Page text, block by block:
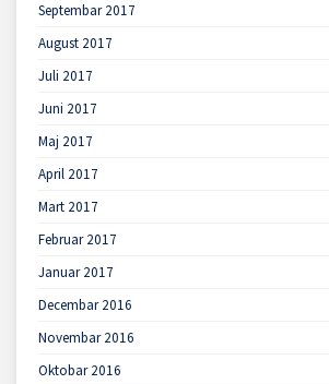
Septembar 2017
August 2017
Juli 2017
Juni 2017
Maj 2017
April 2017
Mart 2017
Februar 2017
Januar 2017
Decembar 2016
Novembar 2016
Oktobar 2016